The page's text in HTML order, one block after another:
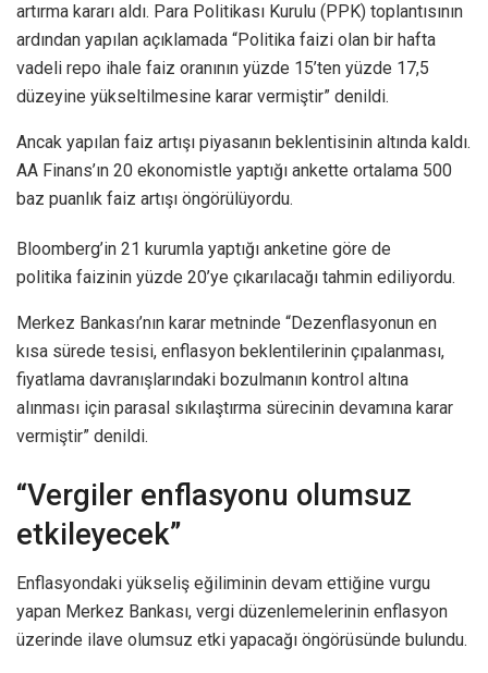
artırma kararı aldı. Para Politikası Kurulu (PPK) toplantısının
ardından yapılan açıklamada “Politika faizi olan bir hafta
vadeli repo ihale faiz oranının yüzde 15’ten yüzde 17,5
düzeyine yükseltilmesine karar vermiştir” denildi.
Ancak yapılan faiz artışı piyasanın beklentisinin altında kaldı.
AA Finans’ın 20 ekonomistle yaptığı ankette ortalama 500
baz puanlık faiz artışı öngörülüyordu.
Bloomberg’in 21 kurumla yaptığı anketine göre de
politika faizinin yüzde 20’ye çıkarılacağı tahmin ediliyordu.
Merkez Bankası’nın karar metninde “Dezenflasyonun en
kısa sürede tesisi, enflasyon beklentilerinin çıpalanması,
fiyatlama davranışlarındaki bozulmanın kontrol altına
alınması için parasal sıkılaştırma sürecinin devamına karar
vermiştir” denildi.
“Vergiler enflasyonu olumsuz
etkileyecek”
Enflasyondaki yükseliş eğiliminin devam ettiğine vurgu
yapan Merkez Bankası, vergi düzenlemelerinin enflasyon
üzerinde ilave olumsuz etki yapacağı öngörüsünde bulundu.